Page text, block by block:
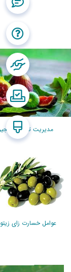
مدیریت تلفیقی
عوامل خسارت زای